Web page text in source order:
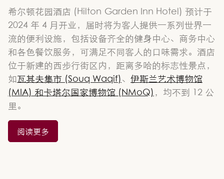
希尔顿花园酒店 (Hilton Garden Inn Hotel) 预计于
2024 年 4 月开业，届时将为客人提供一系列世界一
流的便利设施，包括设备齐全的健身中心、商务中心
和各色餐饮服务，可满足不同客人的口味需求。酒店
位于新建的西步行街区内，距离多哈的标志性景点，
如瓦其夫集市 (Souq Waqif)、 伊斯兰艺术博物馆
(MIA) 和卡塔尔国家博物馆 (NMoQ) ，均不到 12 公
里。
阅读更多